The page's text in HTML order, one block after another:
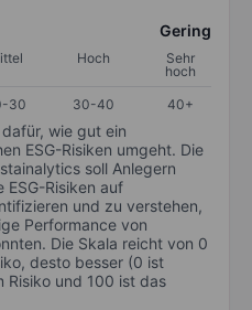
Gering
Hoch
Sehr
hoch
30 30-40 40+
dafür, wie gut ein
ESG-Risiken umgeht. Die
soll Anlegern
ESG-Risiken auf
und zu verstehen,
Performance von
Die Skala reicht von 0
desto besser (0 ist
Risiko und 100 ist das